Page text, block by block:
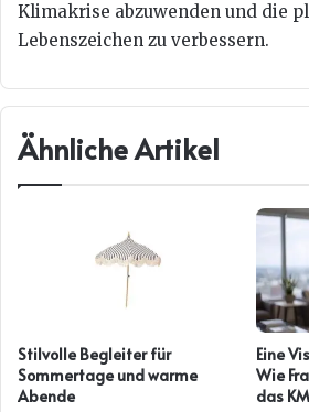
Klimakrise abzuwenden und die
Lebenszeichen zu verbessern.
Ähnliche Artikel
Stilvolle Begleiter für
Sommertage und warme
Abende
Eine
Wie
das